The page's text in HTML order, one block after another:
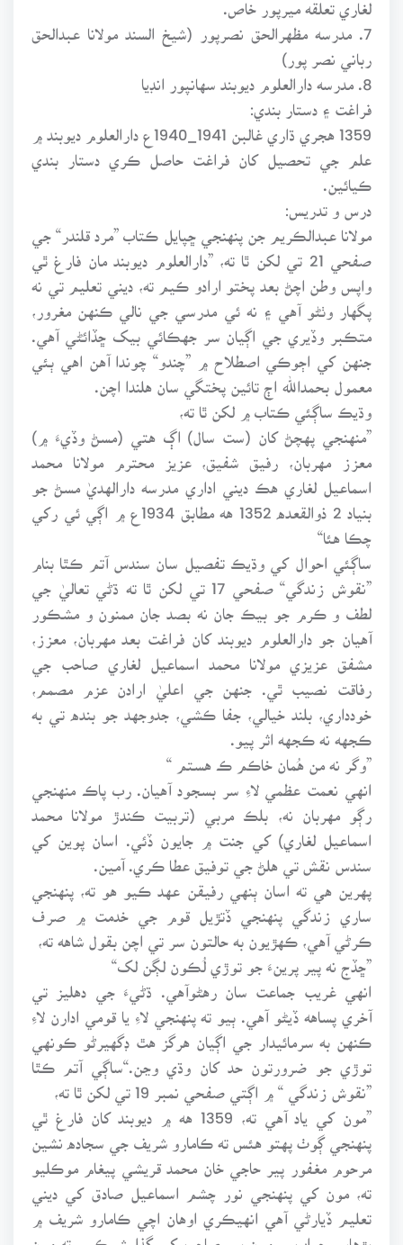
لغاري تعلقه ميرپور خاص.
7. مدرسه مظهرالحق نصرپور (شيخ السند مولانا عبدالحق
رباني نصر پور)
8. مدرسه دارالعلوم ديوبند سهانپور انڊيا
فراغت ۽ دستار بندي:
1359 هجري ڌاري غالبن 1941_1940ع دارالعلوم ديوبند ۾
علم جي تحصيل کان فراغت حاصل ڪري دستار بندي
ڪيائين.
مولانا عبدالڪريم جن پنهنجي ڇپايل ڪتاب ”مرد قلندر“ جي
صفحي 21 تي لکن ٿا ته، ”دارالعلوم ديوبند مان فارغ ٿي
واپس وطن اچڻ بعد پختو ارادو ڪيم ته، ديني تعليم تي نه
پگهار وٺڻو آهي ۽ نه ئي مدرسي جي نالي ڪنهن مغرور،
متڪبر وڏيري جي اڳيان سر جهڪائي بيک ڇڏائڻي آهي.
جنهن کي اڄوڪي اصطلاح ۾ ”چندو“ چوندا آهن اهي ٻئي
معمول بحمدالله اڄ تائين پختگي سان هلندا اچن.
وڌيڪ ساڳئي ڪتاب ۾ لکن ٿا ته،
”منهنجي پهچڻ کان (ست سال) اڳ هتي (مسڻ وڏيءَ ۾)
معزز مهربان، رفيق شفيق، عزيز محترم مولانا محمد
اسماعيل لغاري هڪ ديني اداري مدرسه دارالهديٰ مسڻ جو
بنياد 2 ذوالقعده 1352 هه مطابق 1934ع ۾ اڳي ئي رکي
چڪا هئا“
ساڳئي احوال کي وڌيڪ تفصيل سان سندس آتم ڪٿا بنام
”نقوش زندگي“ صفحي 17 تي لکن ٿا ته ڌڻي تعاليٰ جي
لطف و ڪرم جو بيڪ جان نه بصد جان ممنون و مشڪور
آهيان جو دارالعلوم ديوبند کان فراغت بعد مهربان، معزز،
مشفق عزيزي مولانا محمد اسماعيل لغاري صاحب جي
رفاقت نصيب ٿي. جنهن جي اعليٰ ارادن عزم مصمم،
خودداري، بلند خيالي، جفا ڪشي، جدوجهد جو بنده تي به
ڪجهه نه ڪجهه اثر پيو.
”وگر نه من هُمان خاڪم ڪ هستم “
انهي نعمت عظمي لاءِ سر بسجود آهيان. رب پاڪ منهنجي
رڳو مهربان نه، بلڪ مربي (تربيت ڪندڙ مولانا محمد
اسماعيل لغاري) کي جنت ۾ جايون ڏئي. اسان پوين کي
سندس نقش تي هلڻ جي توفيق عطا ڪري. آمين.
پهرين هي ته اسان ٻنهي رفيقن عهد ڪيو هو ته، پنهنجي
ساري زندگي پنهنجي ڏتڙيل قوم جي خدمت ۾ صرف
ڪرڻي آهي، ڪهڙيون به حالتون سر تي اچن بقول شاهه ته،
”ڇڏج نه پير پرينءَ جو توڙي لُڪون لڳن لک“
انهي غريب جماعت سان رهڻوآهي. ڌڻيءَ جي دهليز تي
آخري پساهه ڏيڻو آهي. ٻيو ته پنهنجي لاءِ يا قومي ادارن لاءِ
ڪنهن به سرمائيدار جي اڳيان هرگز هٿ ڊگهيرڻو ڪونهي
توڙي جو ضرورتون حد کان وڌي وڃن.“ساڳي آتم ڪٿا
”نقوش زندگي “ ۾ اڳتي صفحي نمبر 19 تي لکن ٿا ته،
”مون کي ياد آهي ته، 1359 هه ۾ ديوبند کان فارغ ٿي
پنهنجي ڳوٺ پهتو هئس ته ڪامارو شريف جي سجاده نشين
مرحوم مغفور پير حاجي خان محمد قريشي پيغام موڪليو
ته، مون کي پنهنجي نور چشم اسماعيل صادق کي ديني
تعليم ڏيارڻي آهي انهيڪري اوهان اچي ڪامارو شريف ۾
پڙهايو. جواب ۾ مون پير صاحب کي گذارش ڪيم ته مون